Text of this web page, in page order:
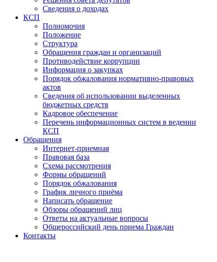
Сведения о доходах
КСП
Полномочия
Положение
Структура
Обращения граждан и организаций
Противодействие коррупции
Информация о закупках
Порядок обжалования нормативно-правовых
актов
Сведения об использовании выделенных
бюджетных средств
Кадровое обеспечение
Перечень информационных систем в ведении
КСП
Обращения
Интернет-приемная
Правовая база
Схема рассмотрения
Формы обращений
Порядок обжалования
График личного приёма
Написать обращение
Обзоры обращений лиц
Ответы на актуальные вопросы
Общероссийский день приема Граждан
Контакты